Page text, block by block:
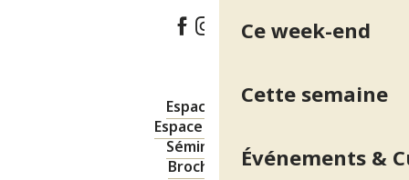
Ce week-end
Cette semaine
Événements &
Espace pro
Espace presse
Séminaires
Brochures